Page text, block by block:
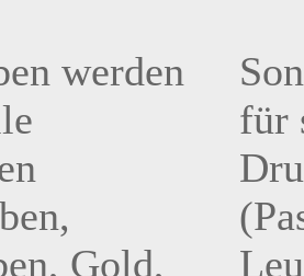
werden
Gold,
für